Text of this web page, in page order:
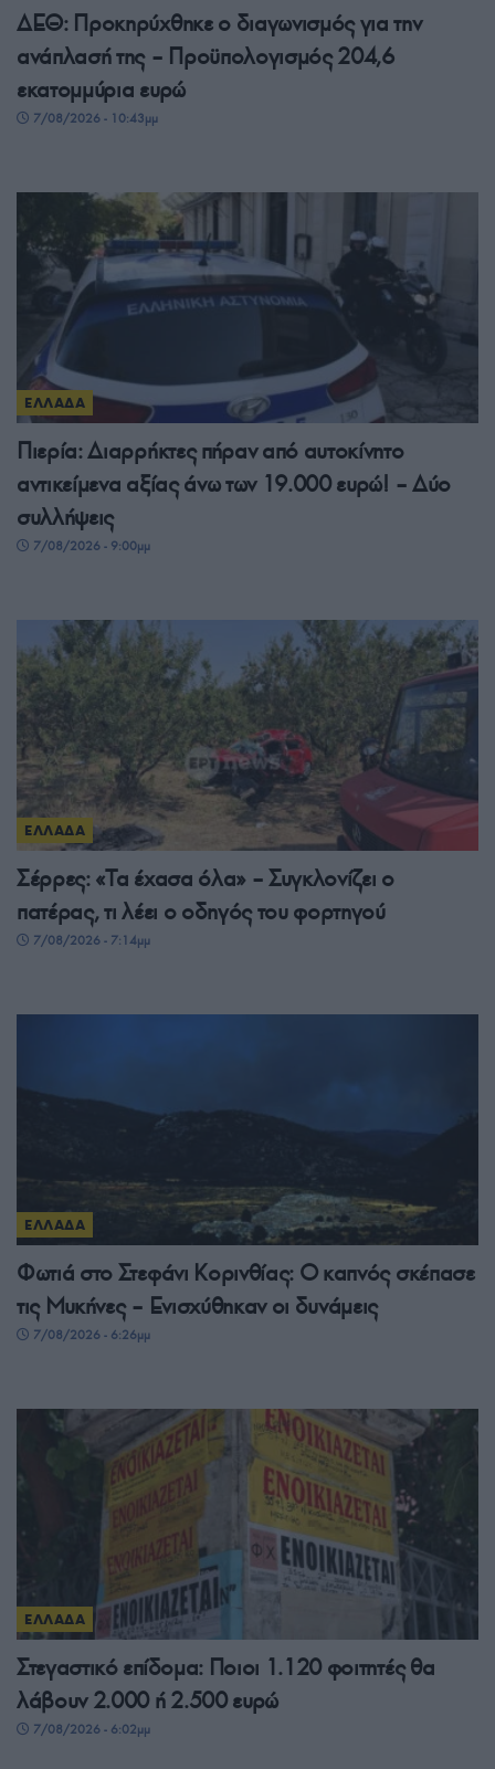
ΔΕΘ: Προκηρύχθηκε ο διαγωνισμός για την
ανάπλασή της – Προϋπολογισμός 204,6
εκατομμύρια ευρώ
7/08/2026 - 10:43μμ
ΕΛΛΑΔΑ
Πιερία: Διαρρήκτες πήραν από αυτοκίνητο
αντικείμενα αξίας άνω των 19.000 ευρώ! – Δύο
συλλήψεις
7/08/2026 - 9:00μμ
ΕΛΛΑΔΑ
Σέρρες: «Τα έχασα όλα» – Συγκλονίζει ο
πατέρας, τι λέει ο οδηγός του φορτηγού
7/08/2026 - 7:14μμ
ΕΛΛΑΔΑ
Φωτιά στο Στεφάνι Κορινθίας: Ο καπνός σκέπασε
τις Μυκήνες – Ενισχύθηκαν οι δυνάμεις
7/08/2026 - 6:26μμ
ΕΛΛΑΔΑ
Στεγαστικό επίδομα: Ποιοι 1.120 φοιτητές θα
λάβουν 2.000 ή 2.500 ευρώ
7/08/2026 - 6:02μμ